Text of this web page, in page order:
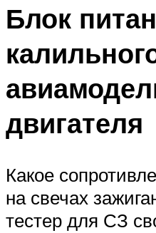
Блок
двигателя
Какое
на свечах
тестер для СЗ